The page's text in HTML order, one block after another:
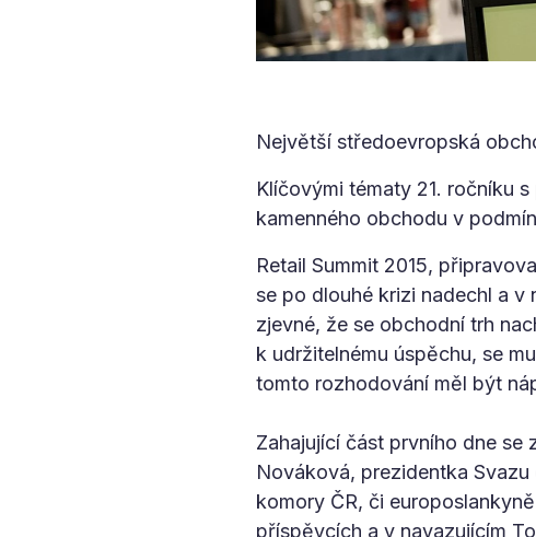
Největší středoevropská
Klíčovými tématy 21. ročníku
kamenného obchodu v
Retail Summit 2015,
se po dlouhé krizi nadechl a
zjevné, že se obchodní trh
k udržitelnému úspěchu, se
tomto rozhodování měl být
Zahajující část prvního dne
Nováková, prezidentka
komory ČR, či
příspěvcích a v navazujícím